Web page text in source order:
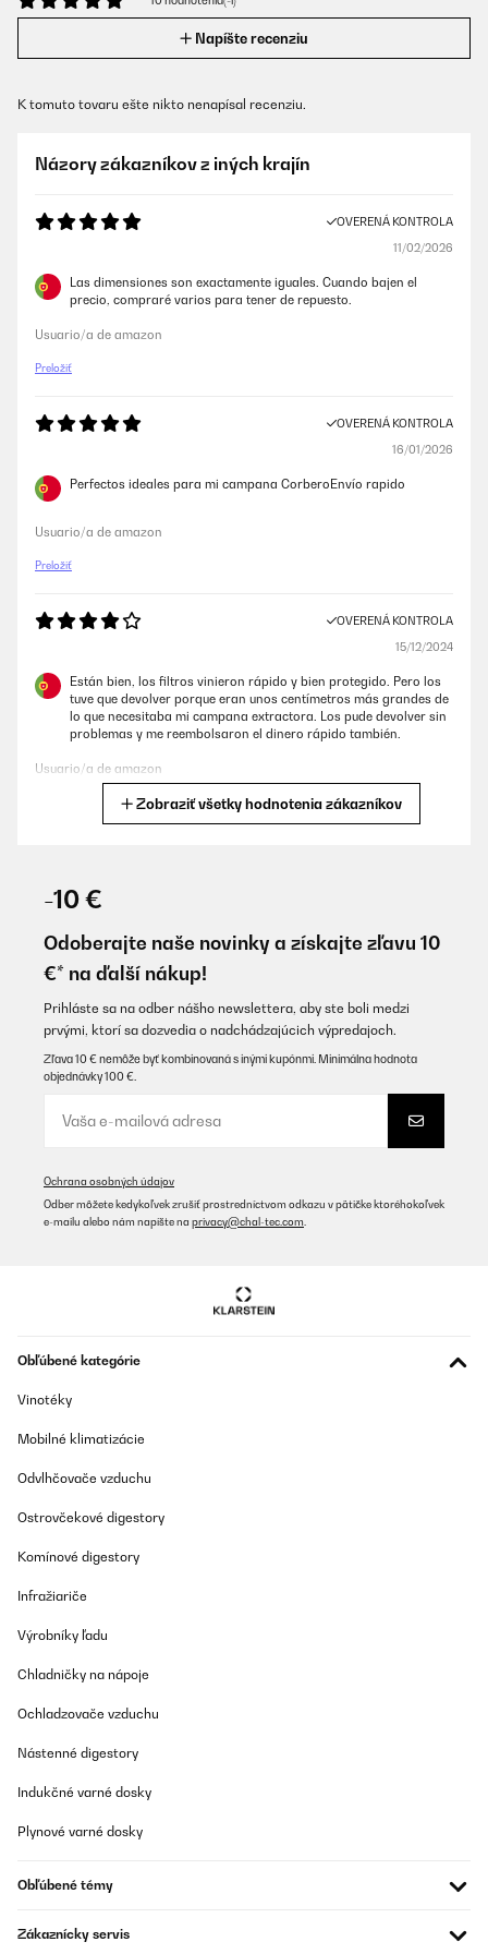
Napíšte recenziu
K tomuto tovaru ešte nikto nenapísal recenziu.
Názory zákazníkov z iných krajín
OVERENÁ KONTROLA
11/02/2026
Las dimensiones son exactamente iguales. Cuando bajen el
precio, compraré varios para tener de repuesto.
Usuario/a de amazon
Preložiť
OVERENÁ KONTROLA
16/01/2026
Perfectos ideales para mi campana CorberoEnvío rapido
Usuario/a de amazon
Preložiť
OVERENÁ KONTROLA
15/12/2024
Están bien, los filtros vinieron rápido y bien protegido. Pero los
tuve que devolver porque eran unos centímetros más grandes de
lo que necesitaba mi campana extractora. Los pude devolver sin
problemas y me reembolsaron el dinero rápido también.
Usuario/a de amazon
Usuario/a de amazon
OVERENÁ KONTROLA
Lieferung zum Zeitpunkt, top Pass gut.. perfekt
Lieferung zum Zeitpunkt, topPass gut.. perfekt
Amazon-Benutzer
Preložiť
alles ok, gerne wieder
Amazon-Benutzer
Preložiť
Passt. Erfüllt Ihren Zweck. Passt in die Spülmaschine zur
Amazon-Benutzer
Preložiť
stabile Qualität.Lieferung war schnell, in einem übergroßen
Karton!
Zobraziť všetky hodnotenia zákazníkov
-10 €
Odoberajte naše novinky a získajte zľavu 10
€* na ďalší nákup!
Prihláste sa na odber nášho newslettera, aby ste boli medzi
prvými, ktorí sa dozvedia o nadchádzajúcich výpredajoch.
Zľava 10 € nemôže byť kombinovaná s inými kupónmi. Minimálna hodnota
objednávky 100 €.
Ochrana osobných údajov
Odber môžete kedykoľvek zrušiť prostredníctvom odkazu v pätičke ktoréhokoľvek
e-mailu alebo nám napíšte na privacy@chal-tec.com
Obľúbené kategórie
Vinotéky
Mobilné klimatizácie
Odvlhčovače vzduchu
Ostrovčekové digestory
Komínové digestory
Infražiariče
Výrobníky ľadu
Chladničky na nápoje
Ochladzovače vzduchu
Nástenné digestory
Indukčné varné dosky
Plynové varné dosky
Obľúbené témy
Zákaznícky servis